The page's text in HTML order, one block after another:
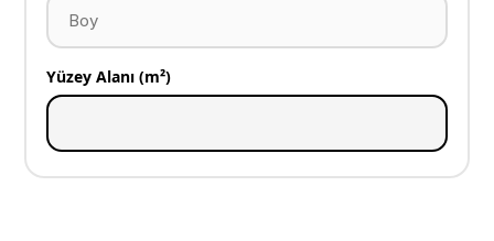
Yüzey Alanı (m²)